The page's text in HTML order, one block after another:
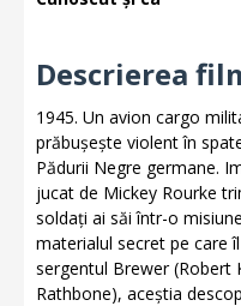
Descrierea
1945. Un avion cargo
prăbușește violent în
Pădurii Negre germane.
jucat de Mickey Rourke
soldați ai săi într-o
materialul secret pe care
sergentul Brewer (Robert
Rathbone), aceștia